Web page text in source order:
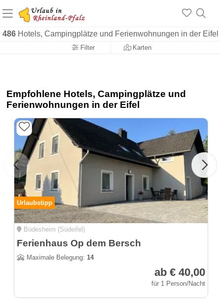
486 Hotels, Campingplätze und Ferienwohnungen in der Eifel
Filter Karten
+1.500 Unterkünfte in Rheinland-Pfalz
+1.000 Sehenswürdigkeiten
Über 25 Jahre online
Empfohlene Hotels, Campingplätze und
Ferienwohnungen in der Eifel
Urlaubstipp
Büdesheim (Südeifel)
Ferienhaus Op dem Bersch
Maximale Belegung: 14
ab € 40,00
für 1 Person/Nacht